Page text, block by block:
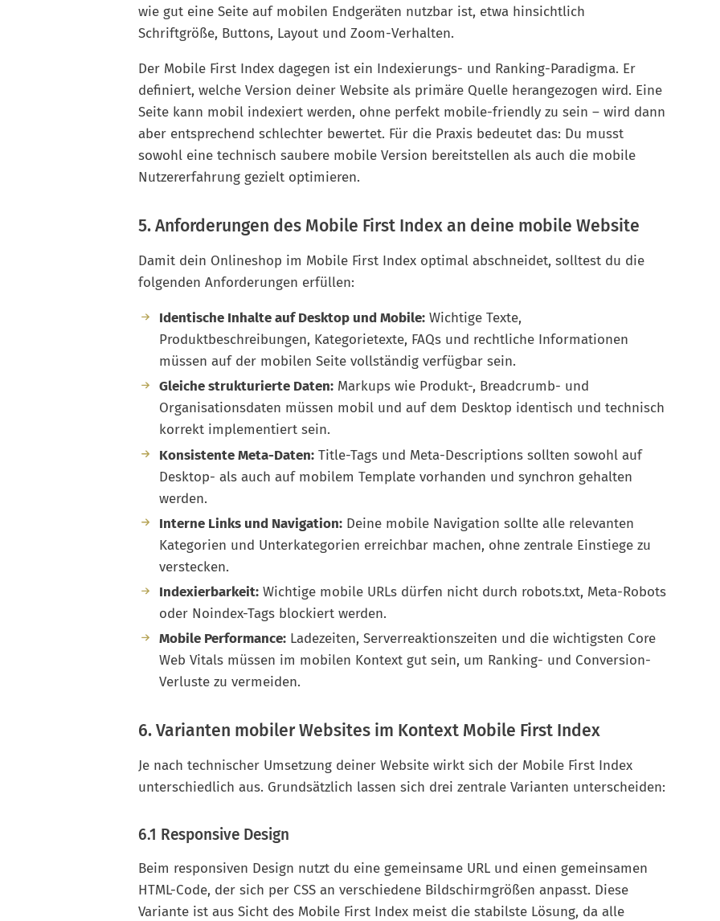
wie gut eine Seite auf mobilen Endgeräten nutzbar ist, etwa hinsichtlich
Schriftgröße, Buttons, Layout und Zoom-Verhalten.
Der Mobile First Index dagegen ist ein Indexierungs- und Ranking-Paradigma. Er
definiert, welche Version deiner Website als primäre Quelle herangezogen wird. Eine
Seite kann mobil indexiert werden, ohne perfekt mobile-friendly zu sein – wird dann
aber entsprechend schlechter bewertet. Für die Praxis bedeutet das: Du musst
sowohl eine technisch saubere mobile Version bereitstellen als auch die mobile
Nutzererfahrung gezielt optimieren.
5. Anforderungen des Mobile First Index an deine mobile Website
Damit dein Onlineshop im Mobile First Index optimal abschneidet, solltest du die
folgenden Anforderungen erfüllen:
Identische Inhalte auf Desktop und Mobile:Wichtige Texte,
Produktbeschreibungen, Kategorietexte, FAQs und rechtliche Informationen
müssen auf der mobilen Seite vollständig verfügbar sein.
Gleiche strukturierte Daten:Markups wie Produkt-, Breadcrumb- und
Organisationsdaten müssen mobil und auf dem Desktop identisch und technisch
korrekt implementiert sein.
Konsistente Meta-Daten:Title-Tags und Meta-Descriptions sollten sowohl auf
Desktop- als auch auf mobilem Template vorhanden und synchron gehalten
werden.
Interne Links und Navigation:Deine mobile Navigation sollte alle relevanten
Kategorien und Unterkategorien erreichbar machen, ohne zentrale Einstiege zu
verstecken.
Indexierbarkeit:Wichtige mobile URLs dürfen nicht durch robots.txt, Meta-Robots
oder Noindex-Tags blockiert werden.
Mobile Performance:Ladezeiten, Serverreaktionszeiten und die wichtigsten Core
Web Vitals müssen im mobilen Kontext gut sein, um Ranking- und Conversion-
Verluste zu vermeiden.
6. Varianten mobiler Websites im Kontext Mobile First Index
Je nach technischer Umsetzung deiner Website wirkt sich der Mobile First Index
unterschiedlich aus. Grundsätzlich lassen sich drei zentrale Varianten unterscheiden:
6.1 Responsive Design
Beim responsiven Design nutzt du eine gemeinsame URL und einen gemeinsamen
HTML-Code, der sich per CSS an verschiedene Bildschirmgrößen anpasst. Diese
Variante ist aus Sicht des Mobile First Index meist die stabilste Lösung, da alle